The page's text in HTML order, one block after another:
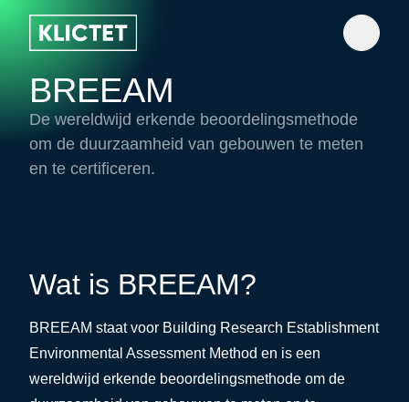
BREEAM
De wereldwijd erkende beoordelingsmethode
om de duurzaamheid van gebouwen te meten
en te certificeren.
Wat is BREEAM?
BREEAM staat voor Building Research Establishment
Environmental Assessment Method en is een
wereldwijd erkende beoordelingsmethode om de